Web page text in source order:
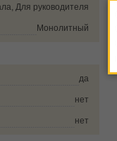
Для руководителя
Монолитный
да
нет
нет